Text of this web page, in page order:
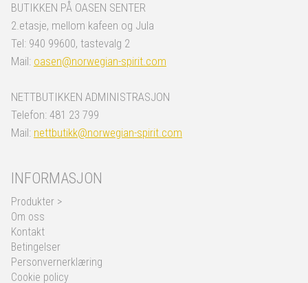
BUTIKKEN PÅ OASEN SENTER
2.etasje, mellom kafeen og Jula
Tel: 940 99600, tastevalg 2
Mail: oasen@norwegian-spirit.com
NETTBUTIKKEN ADMINISTRASJON
Telefon: 481 23 799
Mail: nettbutikk@norwegian-spirit.com
INFORMASJON
Produkter >
Om oss
Kontakt
Betingelser
Personvernerklæring
Cookie policy